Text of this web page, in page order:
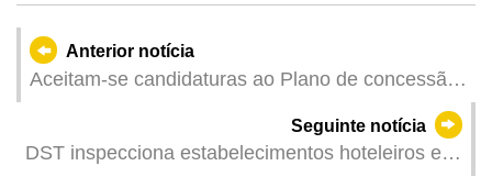
Anterior notícia
Aceitam-se candidaturas ao Plano de concessão
gasolina e sua substituição por motociclos
eléctricos novos
Seguinte notícia
DST inspecciona estabelecimentos hoteleiros e